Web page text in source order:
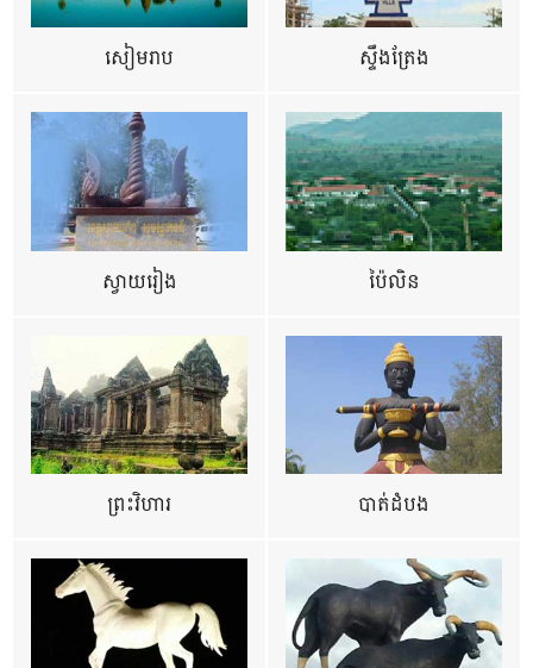
សៀមរាប ស្ទឹងត្រែង
ស្វាយរៀង ប៉ៃលិន
ព្រះវិហារ បាត់ដំបង